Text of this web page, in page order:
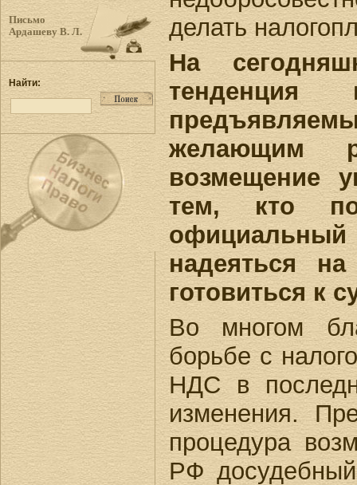
Письмо
Ардашеву В. Л.
Найти:
делать
На
тенденция
желающим
возмещение
тем, кто
надеяться
готовиться к
Во многом
борьбе с
НДС в
изменения.
процедура
РФ